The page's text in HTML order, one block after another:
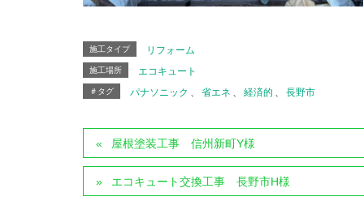
施工タイプ リフォーム
施工場所 エコキュート
＃タグ パナソニック 省エネ 経済的 長野市
屋根塗装工事 信州新町Y様
エコキュート交換工事 長野市H様